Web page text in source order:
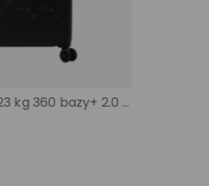
Maleta de viaje 23 kg 360 bazy+ 2.0 bodega negro color: negro